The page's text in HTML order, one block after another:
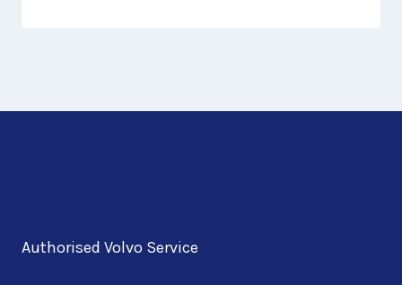
Authorised Volvo Service